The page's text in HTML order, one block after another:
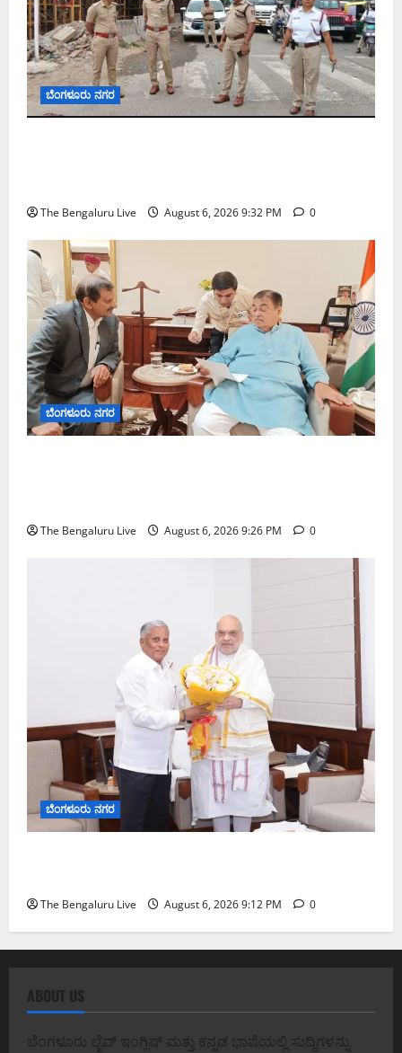
ಬೆಂಗಳೂರು ನಗರ
The Bengaluru Live August 6, 2026 9:32 PM 0
ಬೆಂಗಳೂರು ನಗರ
The Bengaluru Live August 6, 2026 9:26 PM 0
ಬೆಂಗಳೂರು ನಗರ
The Bengaluru Live August 6, 2026 9:12 PM 0
ABOUT US
ಬೆಂಗಳೂರು ಲೈವ್ ಇಂಗ್ಲಿಷ್ ಮತ್ತು ಕನ್ನಡ ಭಾಷೆಯಲ್ಲಿ ಸುದ್ದಿಗಳನ್ನು